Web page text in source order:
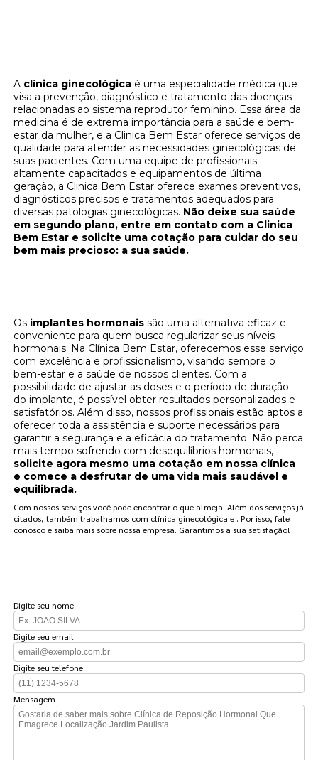
A clínica ginecológica é uma especialidade médica que
visa a prevenção, diagnóstico e tratamento das doenças
relacionadas ao sistema reprodutor feminino. Essa área da
medicina é de extrema importância para a saúde e bem-
estar da mulher, e a Clinica Bem Estar oferece serviços de
qualidade para atender as necessidades ginecológicas de
suas pacientes. Com uma equipe de profissionais
altamente capacitados e equipamentos de última
geração, a Clinica Bem Estar oferece exames preventivos,
diagnósticos precisos e tratamentos adequados para
diversas patologias ginecológicas. Não deixe sua saúde
em segundo plano, entre em contato com a Clinica
Bem Estar e solicite uma cotação para cuidar do seu
bem mais precioso: a sua saúde.
Os implantes hormonais são uma alternativa eficaz e
conveniente para quem busca regularizar seus níveis
hormonais. Na Clínica Bem Estar, oferecemos esse serviço
com excelência e profissionalismo, visando sempre o
bem-estar e a saúde de nossos clientes. Com a
possibilidade de ajustar as doses e o período de duração
do implante, é possível obter resultados personalizados e
satisfatórios. Além disso, nossos profissionais estão aptos a
oferecer toda a assistência e suporte necessários para
garantir a segurança e a eficácia do tratamento. Não perca
mais tempo sofrendo com desequilíbrios hormonais,
solicite agora mesmo uma cotação em nossa clínica
e comece a desfrutar de uma vida mais saudável e
equilibrada.
Com nossos serviços você pode encontrar o que almeja. Além dos serviços já
citados, também trabalhamos com clínica ginecológica e . Por isso, fale
conosco e saiba mais sobre nossa empresa. Garantimos a sua satisfação!
Digite seu nome
Digite seu email
Digite seu telefone
Mensagem